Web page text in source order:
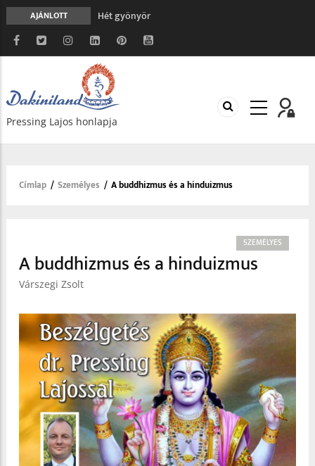
AJÁNLOTT
Hét gyönyör
A gondolatok átalakításának nyolc versszaka
Meghalni teljesen biztonságos
Minden más, mint aminek látszik
Vég nélküli leborulás
Pressing Lajos honlapja
Morzsa
Címlap / Személyes / A buddhizmus és a hinduizmus
SZEMÉLYES
A buddhizmus és a hinduizmus
Várszegi Zsolt